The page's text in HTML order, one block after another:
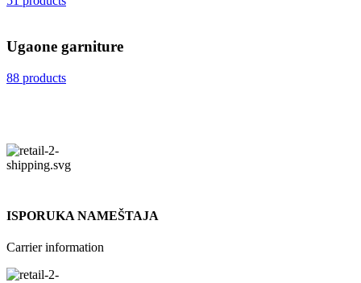
Ugaone garniture
88 products
ISPORUKA NAMEŠTAJA
Carrier information